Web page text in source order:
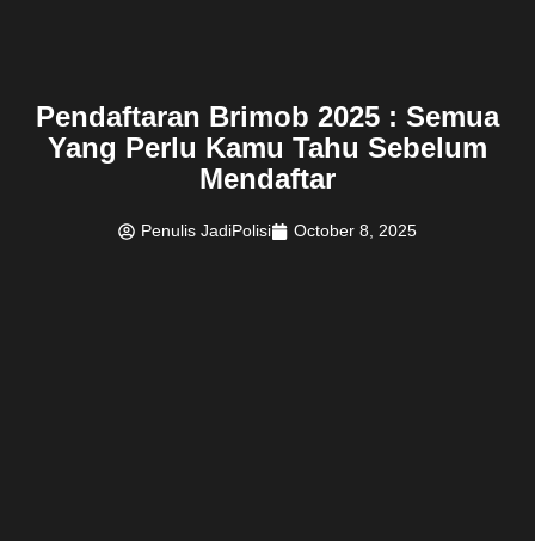
Pendaftaran Brimob 2025 : Semua
Yang Perlu Kamu Tahu Sebelum
Mendaftar
Penulis JadiPolisi October 8, 2025